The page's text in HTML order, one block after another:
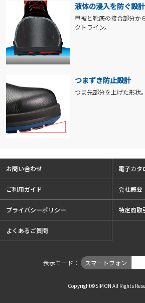
液体の浸入を防ぐ設計
甲被と靴底の接合部分か
クトライン。
つまずき防止設計
つま先部分を上げた形状
お問い合わせ 電子カタ
ご利用ガイド 会社概要
プライバシーポリシー 特定商取
よくあるご質問
表示モード スマートフォン
Copyright©SIMON All Rights